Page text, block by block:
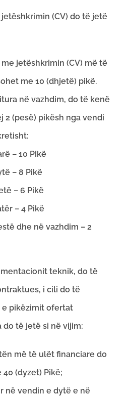
(CV) do të jetë
jetëshkrimin (CV) më të
me 10 (dhjetë) pikë.
në vazhdim, do të kenë
2 (pesë) pikësh nga vendi
– 10 Pikë
– 8 Pikë
– 6 Pikë
– 4 Pikë
dhe në vazhdim – 2
teknik, do të
i cili do të
pikëzimit ofertat
të jetë si në vijim:
më të ulët financiare do
(dyzet) Pikë;
në vendin e dytë e në